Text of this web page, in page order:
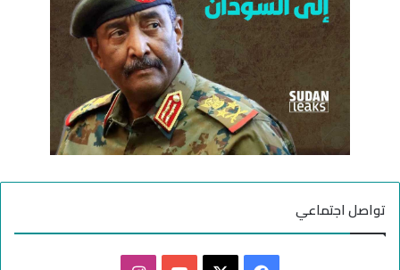
تواصل اجتماعي